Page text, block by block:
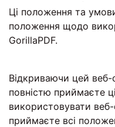
Ці положення та
положення щодо
GorillaPDF.
Відкриваючи цей
повністю приймаєте
використовувати
приймаєте всі